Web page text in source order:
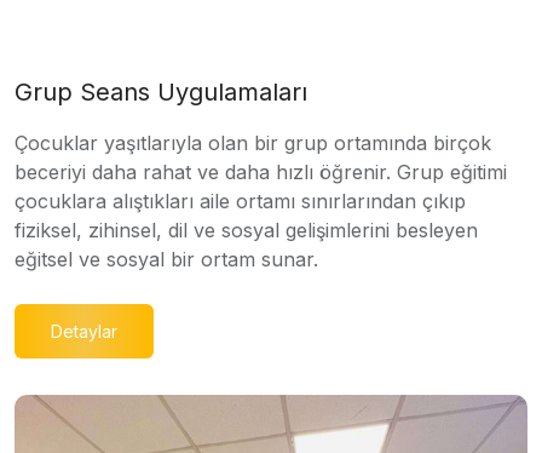
Grup Seans Uygulamaları
Çocuklar yaşıtlarıyla olan bir grup ortamında birçok
beceriyi daha rahat ve daha hızlı öğrenir. Grup eğitimi
çocuklara alıştıkları aile ortamı sınırlarından çıkıp
fiziksel, zihinsel, dil ve sosyal gelişimlerini besleyen
eğitsel ve sosyal bir ortam sunar.
Detaylar